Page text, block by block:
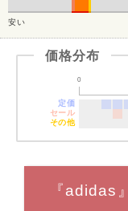
安い
価格分布
0
定価
セール
その他
『adidas